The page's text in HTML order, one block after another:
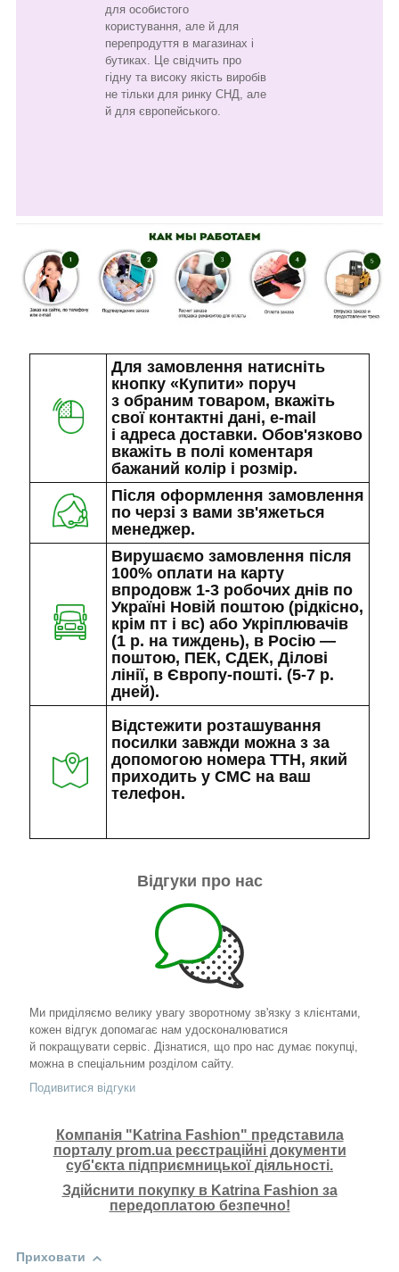
для особистого
користування, але й для
перепродуття в магазинах і
бутиках. Це свідчить про
гідну та високу якість виробів
не тільки для ринку СНД, але
й для європейського.
Для замовлення натисніть
кнопку «Купити» поруч
з обраним товаром, вкажіть
свої контактні дані, e-mail
і адреса доставки. Обов'язково
вкажіть в полі коментаря
бажаний колір і розмір.
Після оформлення замовлення
по черзі з вами зв'яжеться
менеджер.
Вирушаємо замовлення після
100% оплати на карту
впродовж 1-3 робочих днів по
Україні Новій поштою (рідкісно,
крім пт і вс) або Укріплювачів
(1 р. на тиждень), в Росію —
поштою, ПЕК, СДЕК, Ділові
лінії, в Європу-пошті. (5-7 р.
дней).
Відстежити розташування
посилки завжди можна з за
допомогою номера ТТН, який
приходить у СМС на ваш
телефон.
Відгуки про нас
Ми приділяємо велику увагу зворотному зв'язку з клієнтами,
кожен відгук допомагає нам удосконалюватися
й покращувати сервіс. Дізнатися, що про нас думає покупці,
можна в спеціальним розділом сайту.
Подивитися відгуки
Компанія "Katrina Fashion" представила
порталу prom.ua реєстраційні документи
суб'єкта підприємницької діяльності.
Здійснити покупку в Katrina Fashion за
передоплатою безпечно!
Приховати